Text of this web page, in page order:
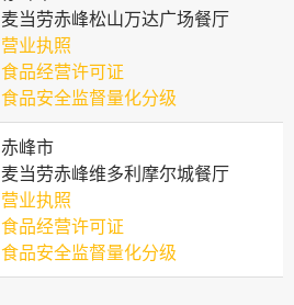
麦当劳赤峰松山万达广场餐厅
营业执照
食品经营许可证
食品安全监督量化分级
赤峰市
麦当劳赤峰维多利摩尔城餐厅
营业执照
食品经营许可证
食品安全监督量化分级